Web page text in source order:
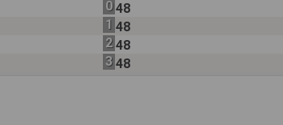
0 48
1 48
2 48
3 48